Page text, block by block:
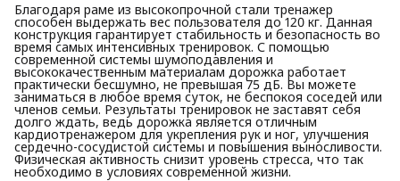
Благодаря раме из высокопрочной стали тренажер
способен выдержать вес пользователя до 120 кг. Данная
конструкция гарантирует стабильность и безопасность во
время самых интенсивных тренировок. С помощью
современной системы шумоподавления и
высококачественным материалам дорожка работает
практически бесшумно, не превышая 75 дБ. Вы можете
заниматься в любое время суток, не беспокоя соседей или
членов семьи. Результаты тренировок не заставят себя
долго ждать, ведь дорожка является отличным
кардиотренажером для укрепления рук и ног, улучшения
сердечно-сосудистой системы и повышения выносливости.
Физическая активность снизит уровень стресса, что так
необходимо в условиях современной жизни.